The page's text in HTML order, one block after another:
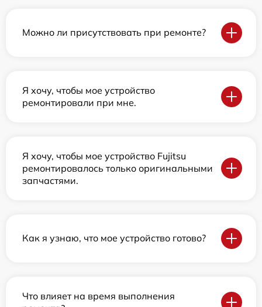
Можно ли присутствовать при ремонте?
Я хочу, чтобы мое устройство
ремонтировали при мне.
Я хочу, чтобы мое устройство Fujitsu
ремонтировалось только оригинальными
запчастями.
Как я узнаю, что мое устройство готово?
Что влияет на время выполнения